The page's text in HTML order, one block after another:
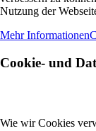
Nutzung der
Mehr Informationen
Cookie- und
Wie wir Cookies